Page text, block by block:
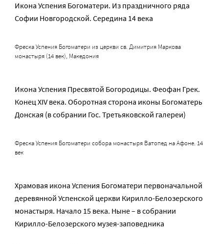
Икона Успения Богоматери. Из праздничного ряда
Софии Новгородской. Середина 14 века
Фреска Успения Богоматери из церкви св. Димитрия Маркова
монастыря (14 век), Македония
Икона Успения Пресвятой Богородицы. Феофан Грек.
Конец XIV века. Оборотная сторона иконы Богоматерь
Донская (в собрании Гос. Третьяковской галереи)
Фреска Успения Богоматери собора монастыря Ватопед на Афоне. 14
век
Храмовая икона Успения Богоматери первоначальной
деревянной Успенской церкви Кирилло-Белозерского
монастыря. Начало 15 века. Ныне – в собрании
Кирилло-Белозерского музея-заповедника